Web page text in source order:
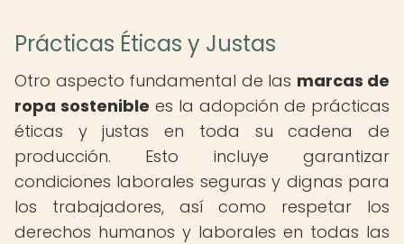
Prácticas Éticas y Justas
Otro aspecto fundamental de las marcas de
ropa sostenible es la adopción de prácticas
éticas y justas en toda su cadena de
producción. Esto incluye garantizar
condiciones laborales seguras y dignas para
los trabajadores, así como respetar los
derechos humanos y laborales en todas las